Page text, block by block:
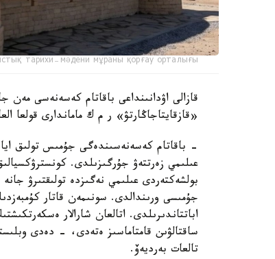
тарихи-мәдени мұраны қорғау орталығы
قازالى اۋدانىنداعى باقاتام كەسەنەسى مەن
«قازقايتاجاڭارتۋ» ر م ك ماماندارى قولعا
- باقاتام كەسەنەسىندەگى جۇمىس تولىق
عىلىمي زەرتتەۋ جۇرگىزىلدى.
بولشەكتەردى عىلىمي نەگىزدە تولىقتىرۋ
جۇمىسى ورىندالدى. سونىمەن قاتار
اباتتاندىرىلدى. اتالعان شارالار
ساقتالۋىن قامتاماسىز ەتەدى، - دەدى
تالعات بەرديەۆ.